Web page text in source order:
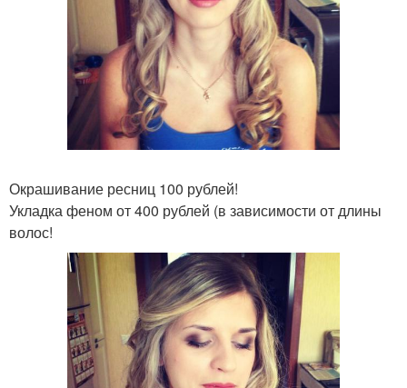
Окрашивание ресниц 100 рублей!
Укладка феном от 400 рублей (в зависимости от длины
волос!